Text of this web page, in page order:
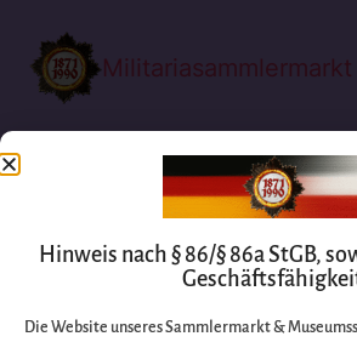
Militariasammlermarkt
Hinweis nach § 86/§ 86a StGB,
Die Website unseres Sammlermarkt &